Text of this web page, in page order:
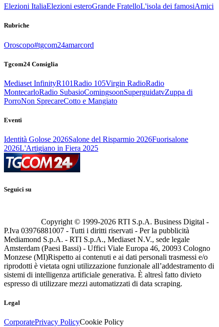
Elezioni ItaliaElezioni esteroGrande FratelloL'isola dei famosiAmici
Rubriche
Oroscopo#tgcom24amarcord
Tgcom24 Consiglia
Mediaset InfinityR101Radio 105Virgin RadioRadio
MontecarloRadio SubasioComingsoonSuperguidatvZuppa di
PorroNon SprecareCotto e Mangiato
Eventi
Identità Golose 2026Salone del Risparmio 2026Fuorisalone
2026L'Artigiano in Fiera 2025
Seguici su
Copyright © 1999-2026 RTI S.p.A. Business Digital -
P.Iva 03976881007 - Tutti i diritti riservati - Per la pubblicità
Mediamond S.p.A. - RTI S.p.A., Mediaset N.V., sede legale
Amsterdam (Paesi Bassi) - Uffici Viale Europa 46, 20093 Cologno
Monzese (MI)Rispetto ai contenuti e ai dati personali trasmessi e/o
riprodotti è vietata ogni utilizzazione funzionale all’addestramento di
sistemi di intelligenza artificiale generativa. È altresì fatto divieto
espresso di utilizzare mezzi automatizzati di data scraping.
Legal
CorporatePrivacy PolicyCookie Policy